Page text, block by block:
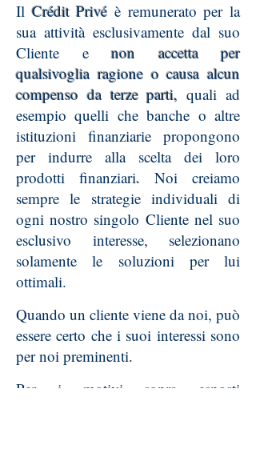
IlCrédit Privé è remunerato per la
sua attività esclusivamente dal suo
Cliente enon accetta per
qualsivoglia ragione o causa alcun
compenso da terze parti,quali ad
esempio quelli che banche o altre
istituzioni finanziarie propongono
per indurre alla scelta dei loro
prodotti finanziari. Noi creiamo
sempre le strategie individuali di
ogni nostro singolo Cliente nel suo
esclusivo interesse, selezionano
solamente le soluzioni per lui
ottimali.
Quando un cliente viene da noi, può
essere certo che i suoi interessi sono
per noi preminenti.
Per i motivi sopra esposti